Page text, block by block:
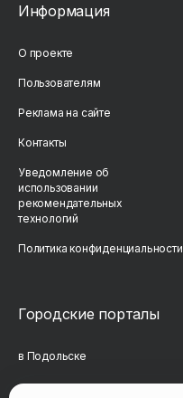
Информация
О проекте
Пользователям
Реклама на сайте
Контакты
Уведомление об
использовании
рекомендательных
технологий
Политика конфиденциальности
Городские порталы
в Подольске